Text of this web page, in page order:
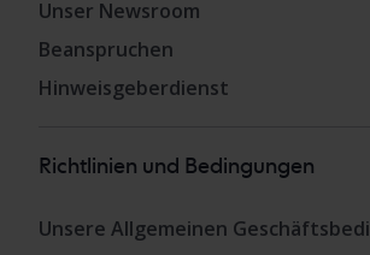
Unser Newsroom
Beanspruchen
Hinweisgeberdienst
Richtlinien und Bedingungen
Unsere Allgemeinen